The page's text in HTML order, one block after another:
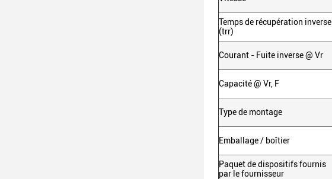
Temps de récupération inverse
(trr)
Courant - Fuite inverse @ Vr
Capacité @ Vr, F
Type de montage
Emballage / boîtier
Paquet de dispositifs fournis
par le fournisseur